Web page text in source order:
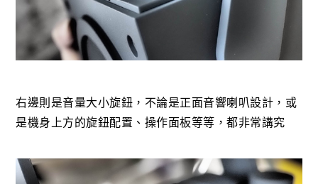
右邊則是音量大小旋鈕，不論是正面音響喇叭設計，或
是機身上方的旋鈕配置、操作面板等等，都非常講究